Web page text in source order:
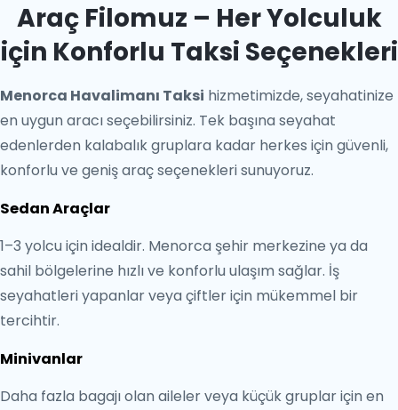
Araç Filomuz – Her Yolculuk
için Konforlu Taksi Seçenekleri
Menorca Havalimanı Taksi hizmetimizde, seyahatinize
en uygun aracı seçebilirsiniz. Tek başına seyahat
edenlerden kalabalık gruplara kadar herkes için güvenli,
konforlu ve geniş araç seçenekleri sunuyoruz.
Sedan Araçlar
1–3 yolcu için idealdir. Menorca şehir merkezine ya da
sahil bölgelerine hızlı ve konforlu ulaşım sağlar. İş
seyahatleri yapanlar veya çiftler için mükemmel bir
tercihtir.
Minivanlar
Daha fazla bagajı olan aileler veya küçük gruplar için en